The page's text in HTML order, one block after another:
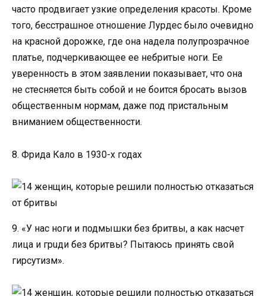
часто продвигает узкие определения красоты. Кроме
того, бесстpашное отношение Лурдес было очевидно
на красной дорожке, где она надела полупрозрачное
платье, подчеркивающее ее небритые ноги. Ее
уверенность в этом заявлении показывает, что она
не стесняется быть собой и не боится бросать вызов
общественным нормам, даже под пристальным
вниманием общественности.
8. Фрида Кало в 1930-х годах
9. «У нас ноги и подмышки без бритвы, а как насчет
лица и грuди без бритвы? Пытаюсь принять свой
гирсутизм».